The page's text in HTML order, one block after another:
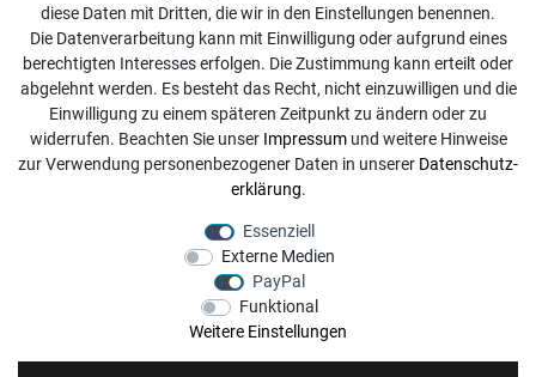
info@dachdecker-shop.de
+49 3501 507295
Montag - Freitag, 08:00 - 16:00
Anrufe aus dem dt. Festnetz zum Ortstarif, Preise aus dem
Mobilfunknetz ggf. abweichend (abhängig vom Provider).
diese Daten mit Dritten, die wir in den Einstellungen benennen.
Die Datenverarbeitung kann mit Einwilligung oder aufgrund eines
berechtigten Interesses erfolgen. Die Zustimmung kann erteilt oder
abgelehnt werden. Es besteht das Recht, nicht einzuwilligen und die
Einwilligung zu einem späteren Zeitpunkt zu ändern oder zu
widerrufen. Beachten Sie unser Impressumund weitere Hinweise
zur Verwendung personenbezogener Daten in unserer Daten­schutz­
erklärung.
Essenziell
Externe Medien
PayPal
Funktional
Weitere Einstellungen